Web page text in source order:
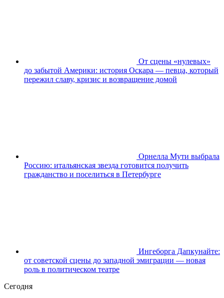
От сцены «нулевых»
до забытой Америки: история Оскара — певца, который
пережил славу, кризис и возвращение домой
Орнелла Мути выбрала
Россию: итальянская звезда готовится получить
гражданство и поселиться в Петербурге
Ингеборга Дапкунайте:
от советской сцены до западной эмиграции — новая
роль в политическом театре
Сегодня